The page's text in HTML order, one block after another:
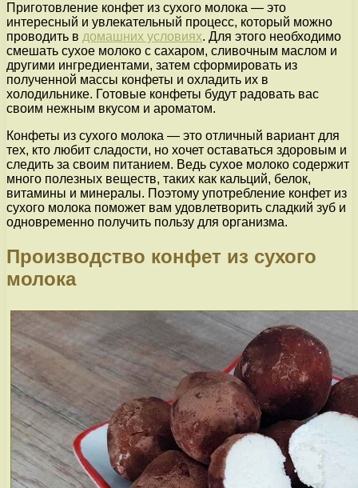
Приготовление конфет из сухого молока — это
интересный и увлекательный процесс, который можно
проводить в домашних условиях. Для этого необходимо
смешать сухое молоко с сахаром, сливочным маслом и
другими ингредиентами, затем сформировать из
полученной массы конфеты и охладить их в
холодильнике. Готовые конфеты будут радовать вас
своим нежным вкусом и ароматом.
Конфеты из сухого молока — это отличный вариант для
тех, кто любит сладости, но хочет оставаться здоровым и
следить за своим питанием. Ведь сухое молоко содержит
много полезных веществ, таких как кальций, белок,
витамины и минералы. Поэтому употребление конфет из
сухого молока поможет вам удовлетворить сладкий зуб и
одновременно получить пользу для организма.
Производство конфет из сухого
молока